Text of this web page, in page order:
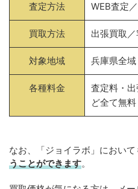
査定方法 WEB査定
買取方法 出張買取
対象地域 兵庫県全域
各種料金
査定料・
ど全て無料
なお、「ジョイラボ」において
うことができます。